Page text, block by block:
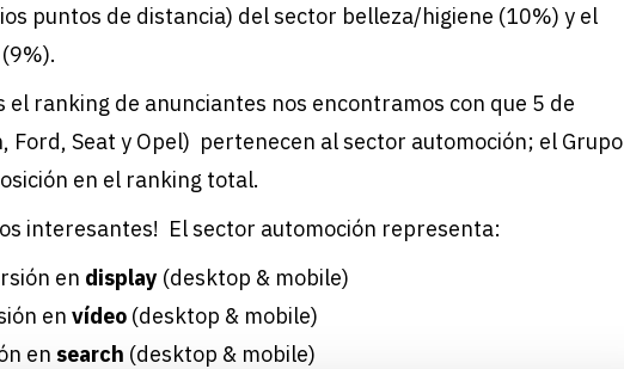
puntos de distancia) del sector belleza/higiene (10%) y el
el ranking de anunciantes nos encontramos con que 5 de
Ford, Seat y Opel) pertenecen al sector automoción; el Grupo
en el ranking total.
interesantes! El sector automoción representa:
en display (desktop & mobile)
en vídeo (desktop & mobile)
en search (desktop & mobile)